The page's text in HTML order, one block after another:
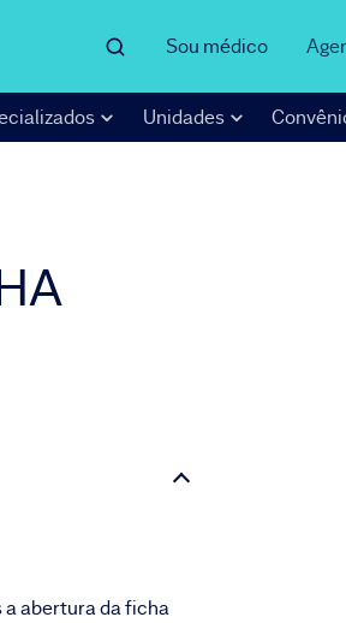
Sou médico
Unidades
abertura da ficha